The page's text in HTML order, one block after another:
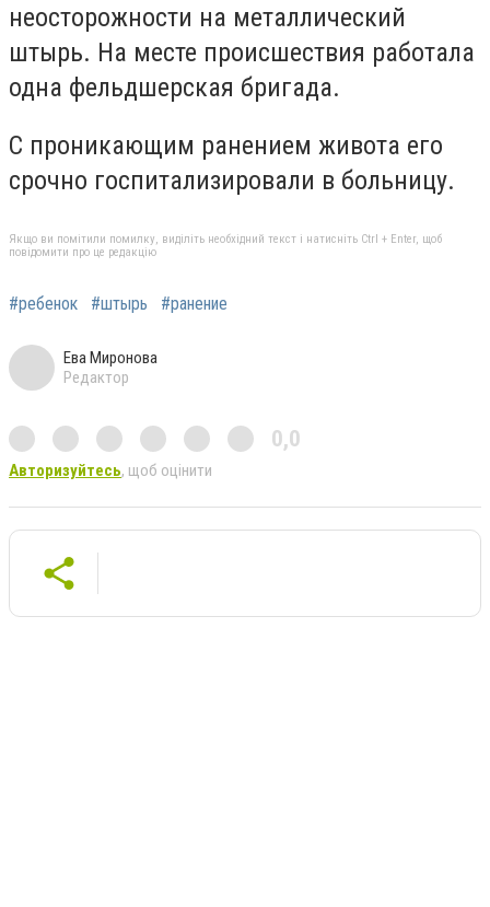
неосторожности на металлический
штырь. На месте происшествия работала
одна фельдшерская бригада.
С проникающим ранением живота его
срочно госпитализировали в больницу.
Якщо ви помітили помилку, виділіть необхідний текст і натисніть Ctrl + Enter, щоб
повідомити про це редакцію
#ребенок #штырь #ранение
Ева Миронова
Редактор
0,0
Авторизуйтесь, щоб оцінити